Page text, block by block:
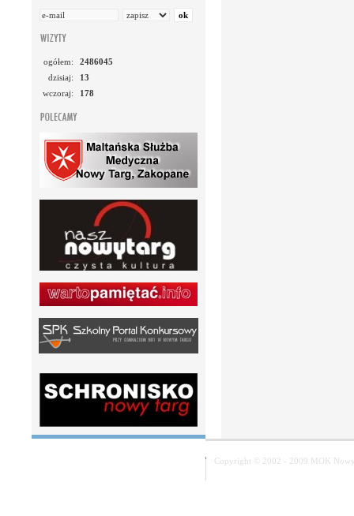
ogółem:
2486045
dzisiaj:
13
wczoraj:
178
Copyright © 2002 - 2009 MOK